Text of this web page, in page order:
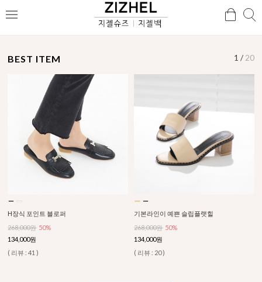
메
검
BEST ITEM 1 / 20
H장식 포인트 블로퍼
268,000원 50%
134,000원
( 리뷰 : 41 )
기본라인이 예쁜 슬립플랫힐
268,000원 50%
134,000원
( 리뷰 : 20 )